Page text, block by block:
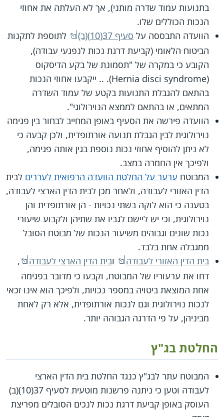
בתנועות עמוד שדרה מותני), אך לא העלתה את אחוזי
הנכות הכוללים שלו.
הוועדה התבססה על סעיף 37(10)(ב)
לתוספת לתקנות
הביטוח הלאומי (קביעת דרגת נכות לנפגעי עבודה),
הקובע כי במקרה של "תסמונת של בקע הדיסקוס
(Hernia disci syndrome). .. ייקבעו אחוזי הנכות
בהתאם להגבלת התנועות בקטע של עמוד השדרה
המתאים, או בהתאם לממצא הנוירולוגי".
הוועדה פירשה את הסעיף באופן המחייב לבחור בין פגימה
נוירולוגית לבין הגבלת תנועה אורתופדית, ולכן קבעה כי
לא ניתן להוסיף אחוזי נכות נוספת בגין אותה פגימה,
ולפיכך אין החמרה במצב.
המבוטח ערער על החלטת הוועדה הרפואית לעררים לבית
הדין האזורי לעבודה, ולאחר מכן לבית הדין הארצי לעבודה,
בטענה כי הוא לוקה בשתי נכויות - הן אורתופדית והן
נוירולוגית, וכי יש ליישם לגביו את שתיהן ולקבוע שיעורי
נכות שונים וגבוהים משיעור הנכות של מבוטח הסובל
ממגבלה אחת בלבד.
בית הדין האזורי לעבודה
ובית הדין הארצי לעבודה
,
דחו את ערעוריו של המבוטח, וקבעו כי מדובר בפגימה
אחת המוצאת ביטויה במספר נכויות, ולפיכך הוא אינו זכאי
לנכות נוירולוגית וגם לנכות אורתופדית, אלא רק לאחת
מביניהן, על פי הדרגה הגבוהה יותר.
החלטת בג"ץ
המבוטח עתר לבג"ץ כנגד החלטת בית הדין הארצי
לעבודה וטען כי ניתנה פרשנות מוטעית לסעיף 37(10)(ב)
העוסק באופן קביעת דרגת נכות לנכים הסובלים מפריצת